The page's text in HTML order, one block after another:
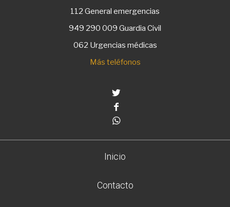
112 General emergencias
949 290 009 Guardia Civil
062 Urgencias médicas
Más teléfonos
Inicio
Contacto